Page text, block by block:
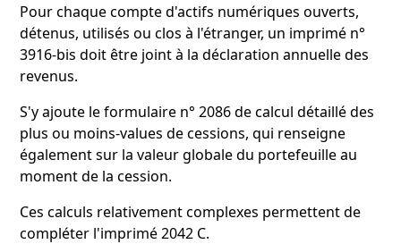
Pour chaque compte d'actifs numériques ouverts,
détenus, utilisés ou clos à l'étranger, un imprimé n°
3916-bis doit être joint à la déclaration annuelle des
revenus.
S'y ajoute le formulaire n° 2086 de calcul détaillé des
plus ou moins-values de cessions, qui renseigne
également sur la valeur globale du portefeuille au
moment de la cession.
Ces calculs relativement complexes permettent de
compléter l'imprimé 2042 C.